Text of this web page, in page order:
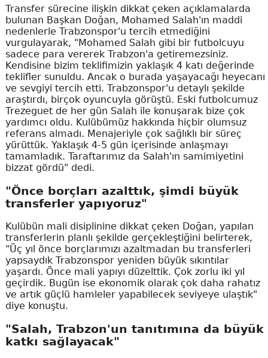
Transfer sürecine ilişkin dikkat çeken açıklamalarda
bulunan Başkan Doğan, Mohamed Salah'ın maddi
nedenlerle Trabzonspor'u tercih etmediğini
vurgulayarak, "Mohamed Salah gibi bir futbolcuyu
sadece para vererek Trabzon'a getiremezsiniz.
Kendisine bizim teklifimizin yaklaşık 4 katı değerinde
teklifler sunuldu. Ancak o burada yaşayacağı heyecanı
ve sevgiyi tercih etti. Trabzonspor'u detaylı şekilde
araştırdı, birçok oyuncuyla görüştü. Eski futbolcumuz
Trezeguet de her gün Salah ile konuşarak bize çok
yardımcı oldu. Kulübümüz hakkında hiçbir olumsuz
referans almadı. Menajeriyle çok sağlıklı bir süreç
yürüttük. Yaklaşık 4-5 gün içerisinde anlaşmayı
tamamladık. Taraftarımız da Salah'ın samimiyetini
bizzat gördü" dedi.
"Önce borçları azalttık, şimdi büyük
transferler yapıyoruz"
Kulübün mali disiplinine dikkat çeken Doğan, yapılan
transferlerin planlı şekilde gerçekleştiğini belirterek,
"Üç yıl önce borçlarımızı azaltmadan bu transferleri
yapsaydık Trabzonspor yeniden büyük sıkıntılar
yaşardı. Önce mali yapıyı düzelttik. Çok zorlu iki yıl
geçirdik. Bugün ise ekonomik olarak çok daha rahatız
ve artık güçlü hamleler yapabilecek seviyeye ulaştık"
diye konuştu.
"Salah, Trabzon'un tanıtımına da büyük
katkı sağlayacak"